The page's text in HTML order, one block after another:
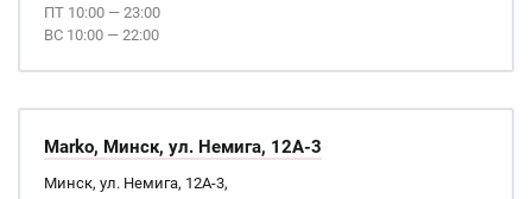
ПТ 10:00 — 23:00
ВС 10:00 — 22:00
Marko, Минск, ул. Немига, 12А-3
Минск, ул. Немига, 12А-3,